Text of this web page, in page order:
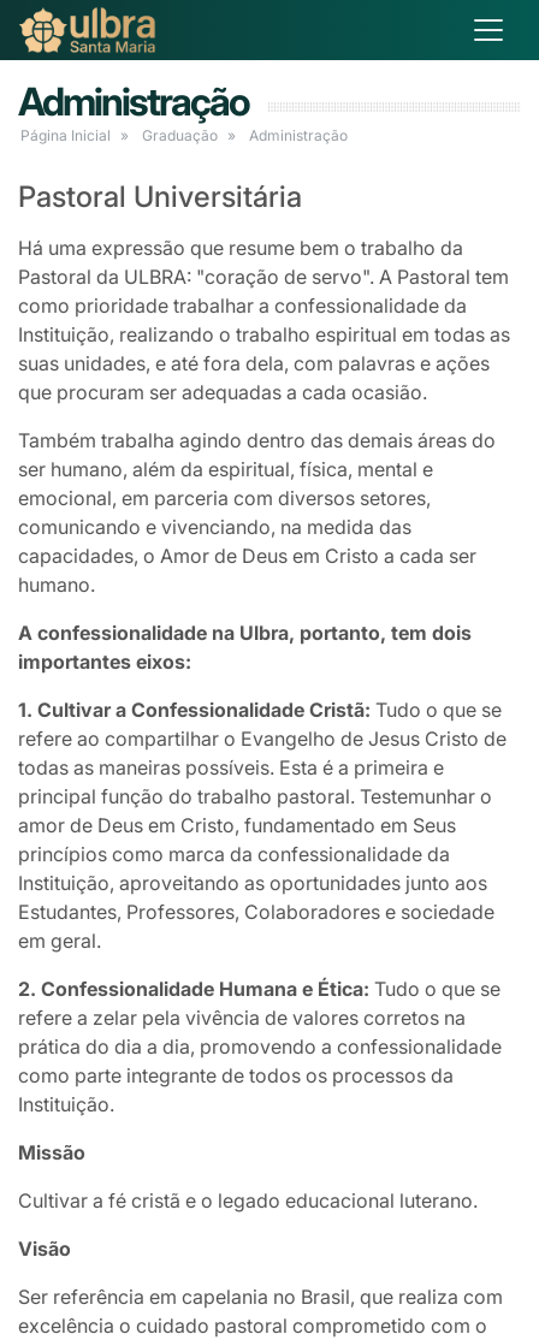
Administração
Página Inicial Graduação Administração
Pastoral Universitária
Há uma expressão que resume bem o trabalho da
Pastoral da ULBRA: "coração de servo". A Pastoral tem
como prioridade trabalhar a confessionalidade da
Instituição, realizando o trabalho espiritual em todas as
suas unidades, e até fora dela, com palavras e ações
que procuram ser adequadas a cada ocasião.
Também trabalha agindo dentro das demais áreas do
ser humano, além da espiritual, física, mental e
emocional, em parceria com diversos setores,
comunicando e vivenciando, na medida das
capacidades, o Amor de Deus em Cristo a cada ser
humano.
A confessionalidade na Ulbra, portanto, tem dois
importantes eixos:
1. Cultivar a Confessionalidade Cristã: Tudo o que se
refere ao compartilhar o Evangelho de Jesus Cristo de
todas as maneiras possíveis. Esta é a primeira e
principal função do trabalho pastoral. Testemunhar o
amor de Deus em Cristo, fundamentado em Seus
princípios como marca da confessionalidade da
Instituição, aproveitando as oportunidades junto aos
Estudantes, Professores, Colaboradores e sociedade
em geral.
2. Confessionalidade Humana e Ética: Tudo o que se
refere a zelar pela vivência de valores corretos na
prática do dia a dia, promovendo a confessionalidade
como parte integrante de todos os processos da
Instituição.
Missão
Cultivar a fé cristã e o legado educacional luterano.
Visão
Ser referência em capelania no Brasil, que realiza com
excelência o cuidado pastoral comprometido com o